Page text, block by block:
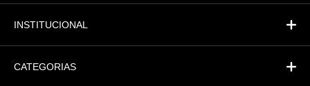
INSTITUCIONAL
CATEGORIAS